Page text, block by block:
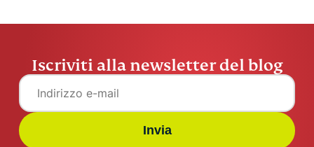
Iscriviti alla newsletter del blog
Invia